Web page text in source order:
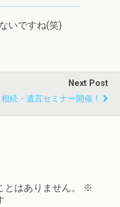
いですね(笑)
Next Post
相続・遺言セミナー開催！
はありません。
※